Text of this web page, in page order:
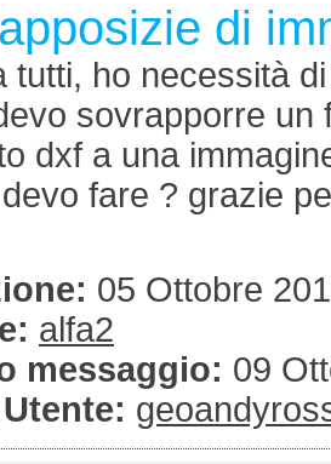
di
tutti, ho necessità
sovrapporre un
dxf a una
fare ? grazie
05 Ottobre
alfa2
messaggio: 09
Utente: